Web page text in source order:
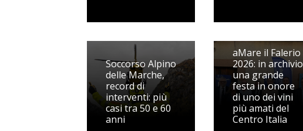
Soccorso Alpino
delle Marche,
record di
interventi: più
casi tra 50 e 60
anni
aMare il Falerio
2026: in archivio
una grande
festa in onore
di uno dei vini
più amati del
Centro Italia